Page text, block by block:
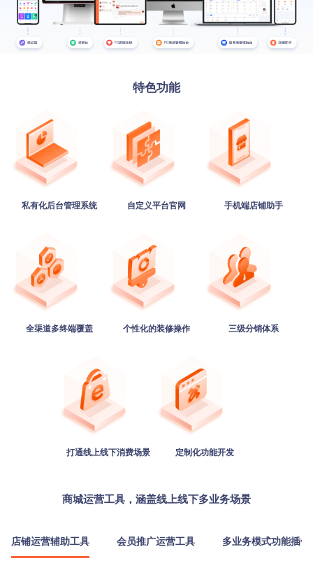
特色功能
私有化后台管理系统 自定义平台官网 手机端店铺助手
全渠道多终端覆盖 个性化的装修操作 三级分销体系
打通线上线下消费场景 定制化功能开发
商城运营工具，涵盖线上线下多业务场景
店铺运营辅助工具 会员推广运营工具 多业务模式功能插件